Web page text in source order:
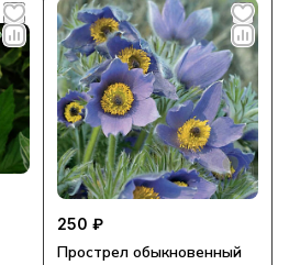
250 ₽
Прострел обыкновенный